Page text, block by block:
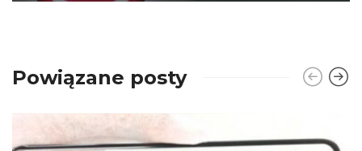
Powiązane posty